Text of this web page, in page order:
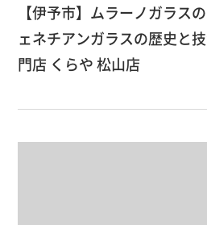
【伊予市】ムラーノガラス
ェネチアンガラスの歴史と
門店 くらや 松山店